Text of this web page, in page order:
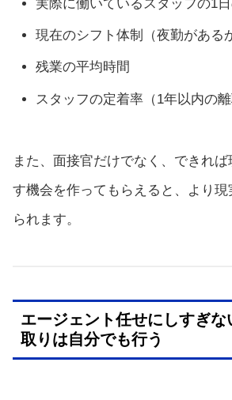
実際に働いているスタッフの1
現在のシフト体制（夜勤がある
残業の平均時間
スタッフの定着率（1年以内の離
また、面接官だけでなく、できれ
す機会を作ってもらえると、より
られます。
エージェント任せにしすぎな
取りは自分でも行う